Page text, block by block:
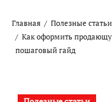
Главная
Полезные статьи
Как оформить
пошаговый гайд